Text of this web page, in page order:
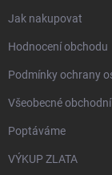
Jak nakupovat
Hodnocení obchodu
Podmínky ochrany
Všeobecné
Poptáváme
VÝKUP ZLATA